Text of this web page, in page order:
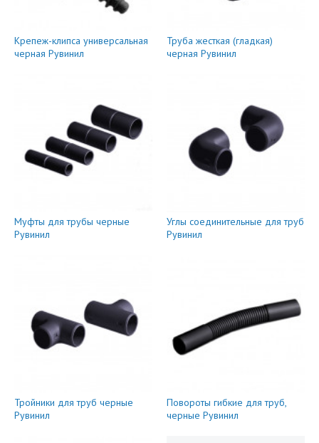
Крепеж-клипса универсальная
черная Рувинил
Труба жесткая (гладкая)
черная Рувинил
Муфты для трубы черные
Рувинил
Углы соединительные для труб
Рувинил
Тройники для труб черные
Рувинил
Повороты гибкие для труб,
черные Рувинил